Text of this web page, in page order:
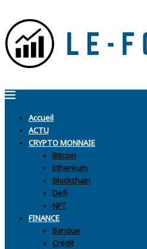
Accueil
ACTU
CRYPTO MONNAIE
Bitcoin
Ethereum
Blockchain
Defi
NFT
FINANCE
Banque
Crédit